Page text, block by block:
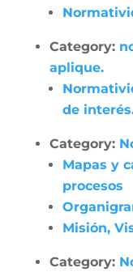
Category:
aplique.
de
Category:
Mapas y
procesos
Misión,
Category: